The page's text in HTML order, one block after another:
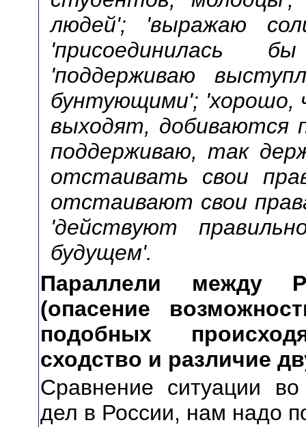
людей'; 'выражаю
'присоединилась
'поддерживаю
бунтующими'; 'хорошо,
выходят, добиваются
поддерживаю, так
отстаивать свои
отстаивают свои
'действуют
будущем'.
Параллели между
(опасение
подобных
сходство и различие
Сравнение ситуации
дел в России, нам надо